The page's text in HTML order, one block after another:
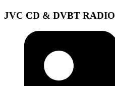
JVC CD & DVBT RADIO